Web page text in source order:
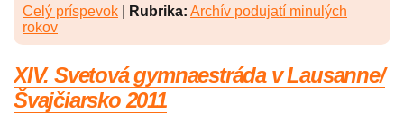
Celý príspevok Rubrika: Archív podujatí minulých
rokov
XIV. Svetová gymnaestráda v Lausanne/
Švajčiarsko 2011